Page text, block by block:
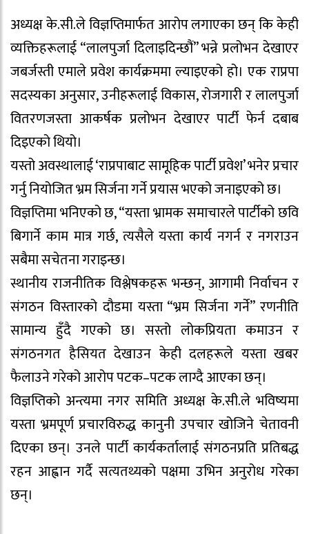
अध्यक्ष के.सी.ले विज्ञप्तिमार्फत आरोप लगाएका छन् कि केही
व्यक्तिहरूलाई “लालपुर्जा दिलाइदिन्छौं” भन्ने प्रलोभन देखाएर
जबर्जस्ती एमाले प्रवेश कार्यक्रममा ल्याइएको हो। एक राप्रपा
सदस्यका अनुसार, उनीहरूलाई विकास, रोजगारी र लालपुर्जा
वितरणजस्ता आकर्षक प्रलोभन देखाएर पार्टी फेर्न दबाब
दिइएको थियो।
यस्तो अवस्थालाई ‘राप्रपाबाट सामूहिक पार्टी प्रवेश’ भनेर प्रचार
गर्नु नियोजित भ्रम सिर्जना गर्ने प्रयास भएको जनाइएको छ।
विज्ञप्तिमा भनिएको छ, “यस्ता भ्रामक समाचारले पार्टीको छवि
बिगार्ने काम मात्र गर्छ, त्यसैले यस्ता कार्य नगर्न र नगराउन
सबैमा सचेतना गराइन्छ।
स्थानीय राजनीतिक विश्लेषकहरू भन्छन्, आगामी निर्वाचन र
संगठन विस्तारको दौडमा यस्ता “भ्रम सिर्जना गर्ने” रणनीति
सामान्य हुँदै गएको छ। सस्तो लोकप्रियता कमाउन र
संगठनगत हैसियत देखाउन केही दलहरूले यस्ता खबर
फैलाउने गरेको आरोप पटक–पटक लाग्दै आएका छन्।
विज्ञप्तिको अन्त्यमा नगर समिति अध्यक्ष के.सी.ले भविष्यमा
यस्ता भ्रमपूर्ण प्रचारविरुद्ध कानुनी उपचार खोजिने चेतावनी
दिएका छन्। उनले पार्टी कार्यकर्तालाई संगठनप्रति प्रतिबद्ध
रहन आह्वान गर्दै सत्यतथ्यको पक्षमा उभिन अनुरोध गरेका
छन्।